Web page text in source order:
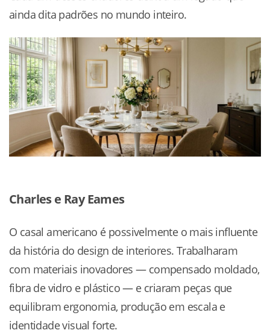
ainda dita padrões no mundo inteiro.
Charles e Ray Eames
O casal americano é possivelmente o mais influente
da história do design de interiores. Trabalharam
com materiais inovadores — compensado moldado,
fibra de vidro e plástico — e criaram peças que
equilibram ergonomia, produção em escala e
identidade visual forte.